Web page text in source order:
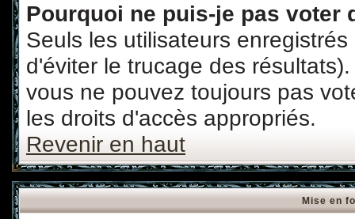
Pourquoi ne puis-je pas voter
Seuls les utilisateurs
d'éviter le trucage des
vous ne pouvez toujours pas
les droits d'accès appropriés.
Revenir en haut
Mise en